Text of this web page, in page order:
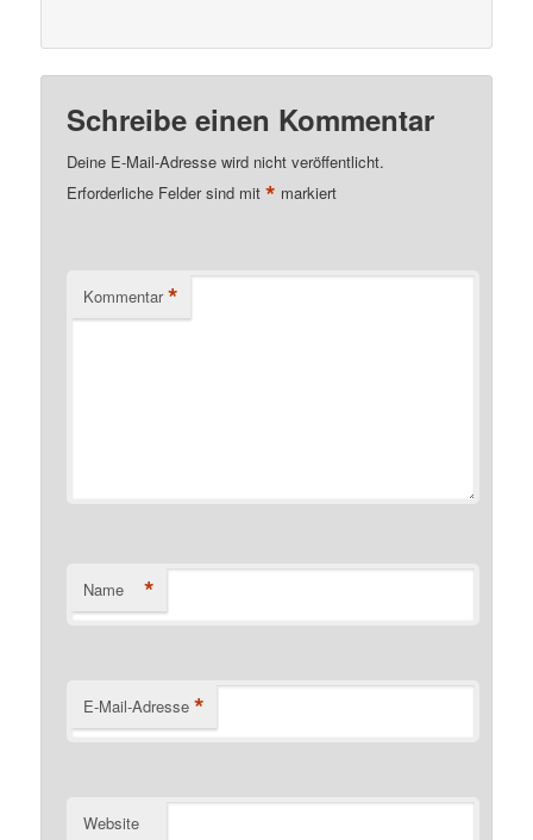
Schreibe einen Kommentar
Deine E-Mail-Adresse wird nicht veröffentlicht.
Erforderliche Felder sind mit* markiert
Kommentar *
Name *
E-Mail-Adresse *
Website